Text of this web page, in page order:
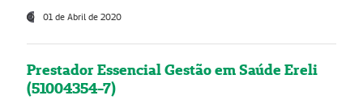
01 de Abril de 2020
Prestador Essencial Gestão em Saúde Ereli
(51004354-7)